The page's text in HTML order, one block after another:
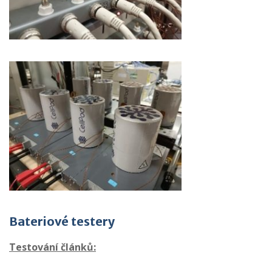
Bateriové testery
Testování článků: